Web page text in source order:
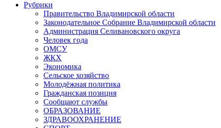
Рубрики
Правительство Владимирской области
Законодательное Собрание Владимирской области
Администрация Селивановского округа
Человек года
ОМСУ
ЖКХ
Экономика
Сельское хозяйство
Молодёжная политика
Гражданская позиция
Сообщают службы
ОБРАЗОВАНИЕ
ЗДРАВООХРАНЕНИЕ